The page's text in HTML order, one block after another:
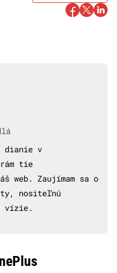
dianie v
tie
web. Zaujímam sa o
nositeľnú
vízie.